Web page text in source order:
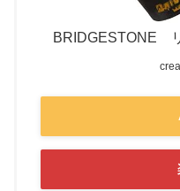
BRIDGESTONE